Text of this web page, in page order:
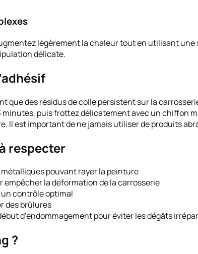
légèrement la chaleur tout en utilisant
délicate.
que des résidus de colle persistent sur la
minutes, puis frottez délicatement avec un chiffon
Il est important de ne jamais utiliser de produits
respecter
pouvant rayer la peinture
empêcher la déformation de la carrosserie
contrôle optimal
des brûlures
d’endommagement pour éviter les dégâts
?